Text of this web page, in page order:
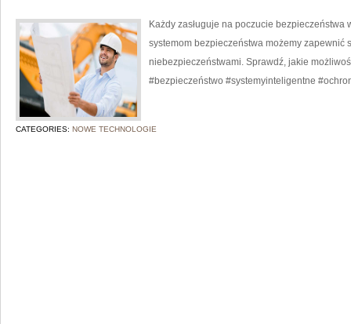
Każdy zasługuje na poczucie bezpieczeństwa
systemom bezpieczeństwa możemy zapewnić
niebezpieczeństwami. Sprawdź, jakie
#bezpieczeństwo #systemyinteligentne
CATEGORIES: NOWE TECHNOLOGIE